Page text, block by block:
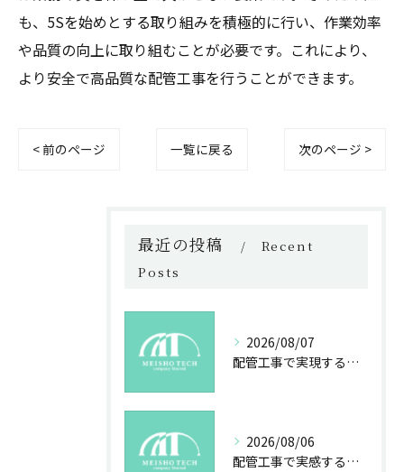
も、5Sを始めとする取り組みを積極的に行い、作業効率
や品質の向上に取り組むことが必要です。これにより、
より安全で高品質な配管工事を行うことができます。
< 前のページ 一覧に戻る 次のページ >
最近の投稿
Recent
Posts
2026/08/07
配管工事で実現する未来の安心と技術力
2026/08/06
配管工事で実感する成長と社会貢献の魅力